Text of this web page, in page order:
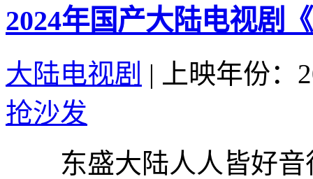
2024年国产大陆电视剧
大陆电视剧 |
上映年份：
抢沙发
东盛大陆人人皆好音